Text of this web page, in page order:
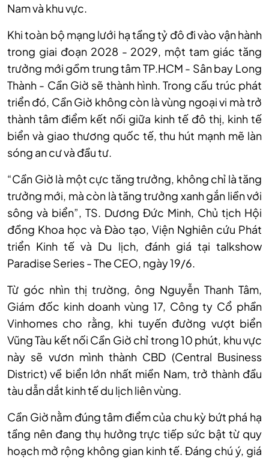
Nam và khu vực.
Khi toàn bộ mạng lưới hạ tầng tỷ đô đi vào vận hành
trong giai đoạn 2028 - 2029, một tam giác tăng
trưởng mới gồm trung tâm TP.HCM - Sân bay Long
Thành - Cần Giờ sẽ thành hình. Trong cấu trúc phát
triển đó, Cần Giờ không còn là vùng ngoại vi mà trở
thành tâm điểm kết nối giữa kinh tế đô thị, kinh tế
biển và giao thương quốc tế, thu hút mạnh mẽ làn
sóng an cư và đầu tư.
“Cần Giờ là một cực tăng trưởng, không chỉ là tăng
trưởng mới, mà còn là tăng trưởng xanh gắn liền với
sông và biển”, TS. Dương Đức Minh, Chủ tịch Hội
đồng Khoa học và Đào tạo, Viện Nghiên cứu Phát
triển Kinh tế và Du lịch, đánh giá tại talkshow
Paradise Series - The CEO, ngày 19/6.
Từ góc nhìn thị trường, ông Nguyễn Thanh Tâm,
Giám đốc kinh doanh vùng 17, Công ty Cổ phần
Vinhomes cho rằng, khi tuyến đường vượt biển
Vũng Tàu kết nối Cần Giờ chỉ trong 10 phút, khu vực
này sẽ vươn mình thành CBD (Central Business
District) về biển lớn nhất miền Nam, trở thành đầu
tàu dẫn dắt kinh tế du lịch liên vùng.
Cần Giờ nằm đúng tâm điểm của chu kỳ bứt phá hạ
tầng nên đang thụ hưởng trực tiếp sức bật từ quy
hoạch mở rộng không gian kinh tế. Đáng chú ý, giá